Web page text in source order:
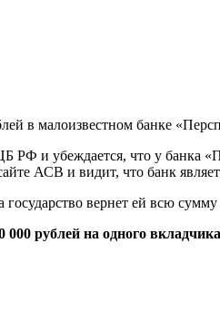
в малоизвестном банке
РФ и убеждается, что у банка
АСВ и видит, что банк
вернет ей всю сумму
000 рублей на одного